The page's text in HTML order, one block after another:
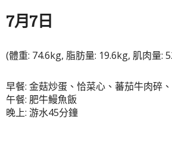
7月7日
(體重: 74.6kg, 脂肪量: 19.6kg, 肌肉量:
早餐: 金菇炒蛋、恰菜心、蕃茄牛肉碎
午餐: 肥牛鰻魚飯
晚上: 游水45分鐘